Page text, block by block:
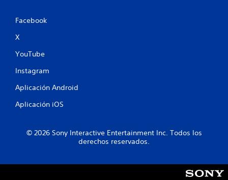
Facebook
X
YouTube
Instagram
Aplicación Android
Aplicación iOS
© 2026 Sony Interactive Entertainment Inc. Todos los
derechos reservados.